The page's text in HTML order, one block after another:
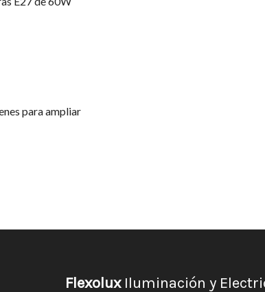
para ampliar
Flexolux Iluminación y